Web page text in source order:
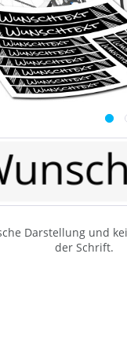
Darstellung und
der Schrift.